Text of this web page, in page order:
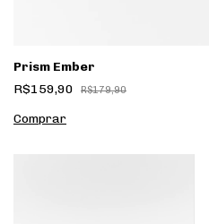
Prism Ember
R$159,90
R$179,90